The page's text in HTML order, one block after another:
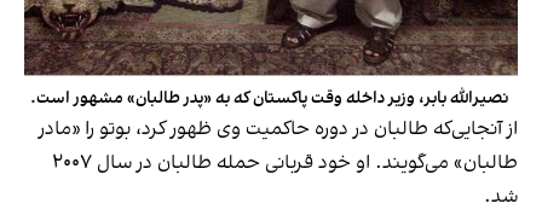
نصیرالله بابر، وزیر داخله وقت پاکستان که به «پدر طالبان» مشهور است.
از آنجایی‌که طالبان در دوره حاکمیت وی ظهور کرد، بوتو را «مادر
طالبان» می‌گویند. او خود قربانی حمله طالبان در سال ۲۰۰۷
شد.